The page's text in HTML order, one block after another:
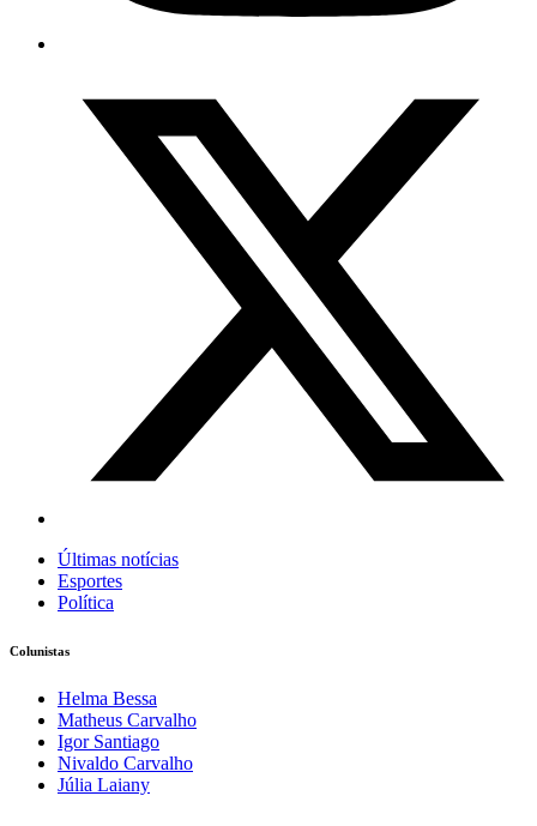
Últimas notícias
Esportes
Política
Colunistas
Helma Bessa
Matheus Carvalho
Igor Santiago
Nivaldo Carvalho
Júlia Laiany